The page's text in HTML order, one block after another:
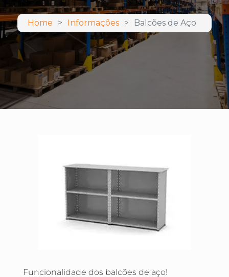
Home Informações Balcões de Aço
Funcionalidade dos balcões de aço!